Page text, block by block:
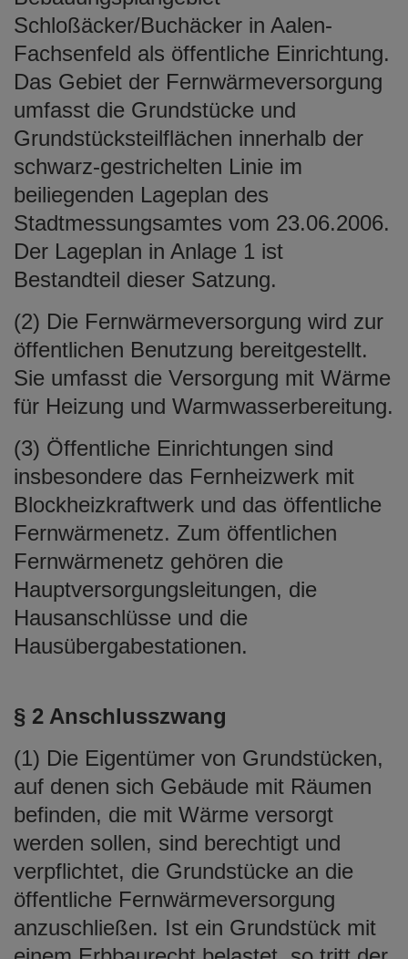
Schloßäcker/Buchäcker in Aalen-
Fachsenfeld als öffentliche Einrichtung.
Das Gebiet der Fernwärmeversorgung
umfasst die Grundstücke und
Grundstücksteilflächen innerhalb der
schwarz-gestrichelten Linie im
beiliegenden Lageplan des
Stadtmessungsamtes vom 23.06.2006.
Der Lageplan in Anlage 1 ist
Bestandteil dieser Satzung.
(2) Die Fernwärmeversorgung wird zur
öffentlichen Benutzung bereitgestellt.
Sie umfasst die Versorgung mit Wärme
für Heizung und Warmwasserbereitung.
(3) Öffentliche Einrichtungen sind
insbesondere das Fernheizwerk mit
Blockheizkraftwerk und das öffentliche
Fernwärmenetz. Zum öffentlichen
Fernwärmenetz gehören die
Hauptversorgungsleitungen, die
Hausanschlüsse und die
Hausübergabestationen.
§ 2 Anschlusszwang
(1) Die Eigentümer von Grundstücken,
auf denen sich Gebäude mit Räumen
befinden, die mit Wärme versorgt
werden sollen, sind berechtigt und
verpflichtet, die Grundstücke an die
öffentliche Fernwärmeversorgung
anzuschließen. Ist ein Grundstück mit